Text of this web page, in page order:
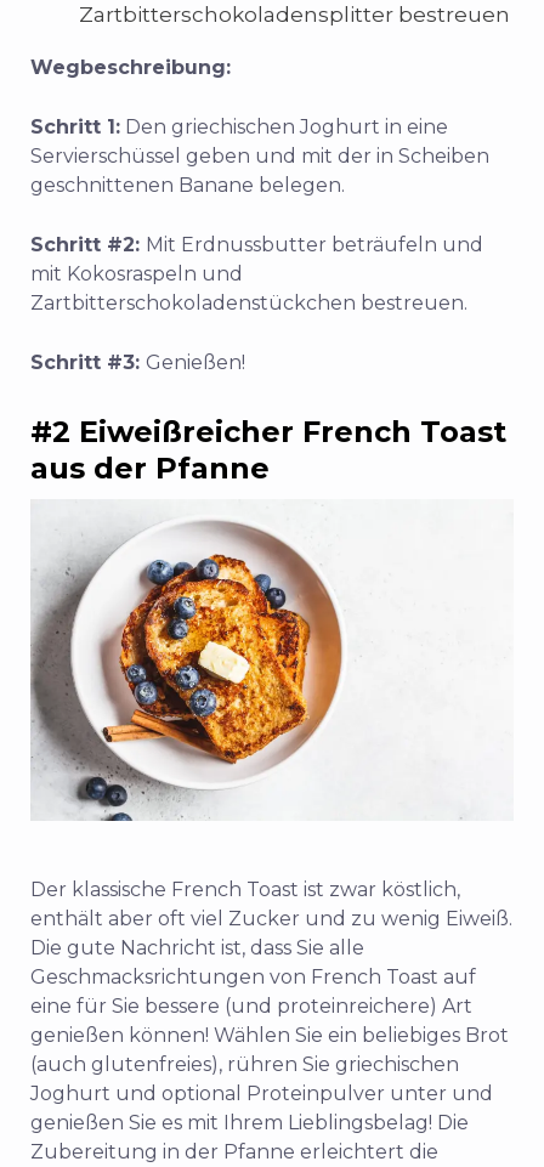
Zartbitterschokoladensplitter bestreuen
Wegbeschreibung:
Schritt 1: Den griechischen Joghurt in eine
Servierschüssel geben und mit der in Scheiben
geschnittenen Banane belegen.
Schritt #2: Mit Erdnussbutter beträufeln und
mit Kokosraspeln und
Zartbitterschokoladenstückchen bestreuen.
Schritt #3: Genießen!
#2 Eiweißreicher French Toast
aus der Pfanne
Der klassische French Toast ist zwar köstlich,
enthält aber oft viel Zucker und zu wenig Eiweiß.
Die gute Nachricht ist, dass Sie alle
Geschmacksrichtungen von French Toast auf
eine für Sie bessere (und proteinreichere) Art
genießen können! Wählen Sie ein beliebiges Brot
(auch glutenfreies), rühren Sie griechischen
Joghurt und optional Proteinpulver unter und
genießen Sie es mit Ihrem Lieblingsbelag! Die
Zubereitung in der Pfanne erleichtert die